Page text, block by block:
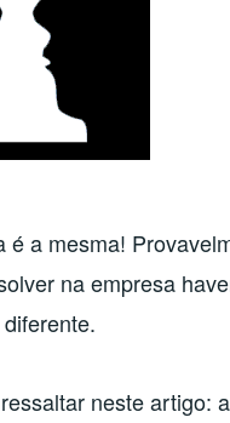
a mesma!
na empresa
neste artigo: